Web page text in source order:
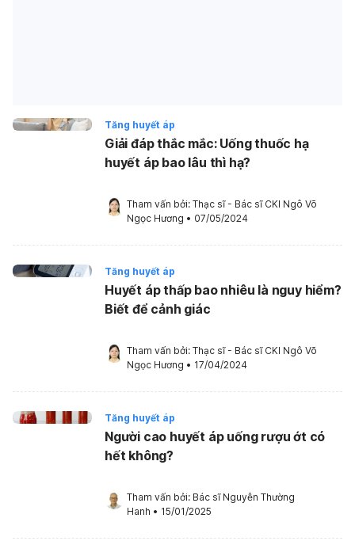
Tăng huyết áp
Giải đáp thắc mắc: Uống thuốc hạ
huyết áp bao lâu thì hạ?
Tham vấn bởi: Thạc sĩ - Bác sĩ CKI Ngô Võ
Ngọc Hương • 07/05/2024
Tăng huyết áp
Huyết áp thấp bao nhiêu là nguy hiểm?
Biết để cảnh giác
Tham vấn bởi: Thạc sĩ - Bác sĩ CKI Ngô Võ
Ngọc Hương • 17/04/2024
Tăng huyết áp
Người cao huyết áp uống rượu ớt có
hết không?
Tham vấn bởi: Bác sĩ Nguyễn Thường
Hanh • 15/01/2025